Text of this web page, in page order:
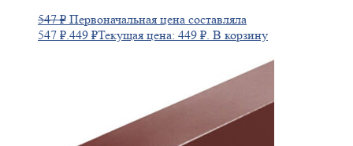
547₽ Первоначальная цена составляла
547 ₽. 449 ₽Текущая цена: 449 ₽. В корзину